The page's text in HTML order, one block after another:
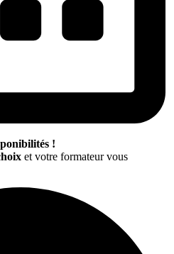
!
et votre formateur vous